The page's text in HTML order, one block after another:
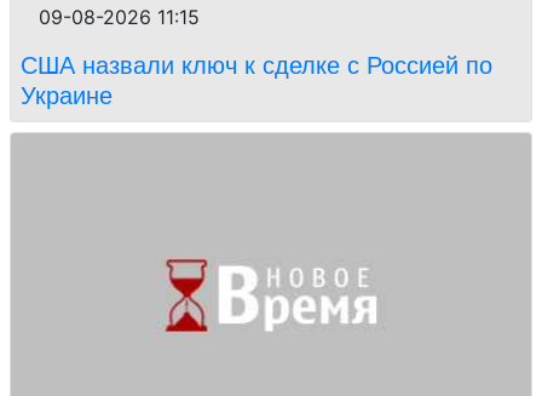
09-08-2026 11:15
США назвали ключ к сделке с Россией по
Украине